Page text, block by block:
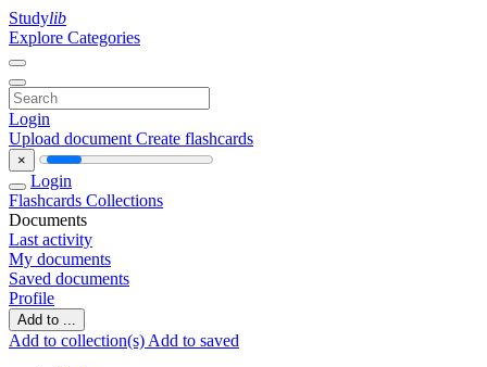
Studylib
Explore Categories
Login
Upload document Create flashcards
×
Login
Flashcards Collections
Documents
Last activity
My documents
Saved documents
Profile
Add to ...
Add to collection(s) Add to saved